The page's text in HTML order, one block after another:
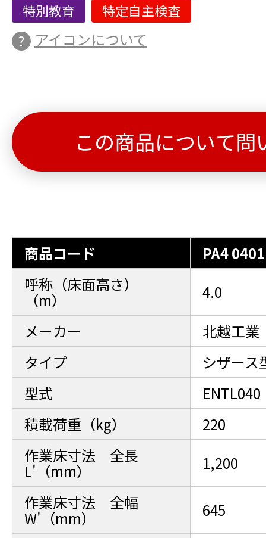
特別教育 特定自主検査
アイコンについて
この商品について問
商品コード
PA4
呼称（床面高さ）
（m）
4.0
メーカー
北越工業
タイプ
シザース
型式
ENTL040
積載荷重（kg）
220
作業床寸法 全長
L'（mm）
1,200
作業床寸法 全幅
W'（mm）
645